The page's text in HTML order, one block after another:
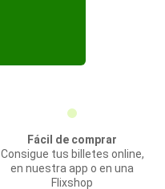
Fácil de comprar
Consigue tus billetes online,
en nuestra app o en una
Flixshop